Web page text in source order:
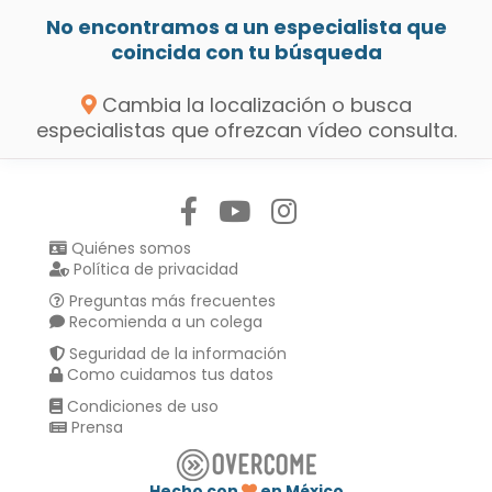
No encontramos a un especialista que
coincida con tu búsqueda
Cambia la localización o busca
especialistas que ofrezcan vídeo consulta.
Quiénes somos
Política de privacidad
Preguntas más frecuentes
Recomienda a un colega
Seguridad de la información
Como cuidamos tus datos
Condiciones de uso
Prensa